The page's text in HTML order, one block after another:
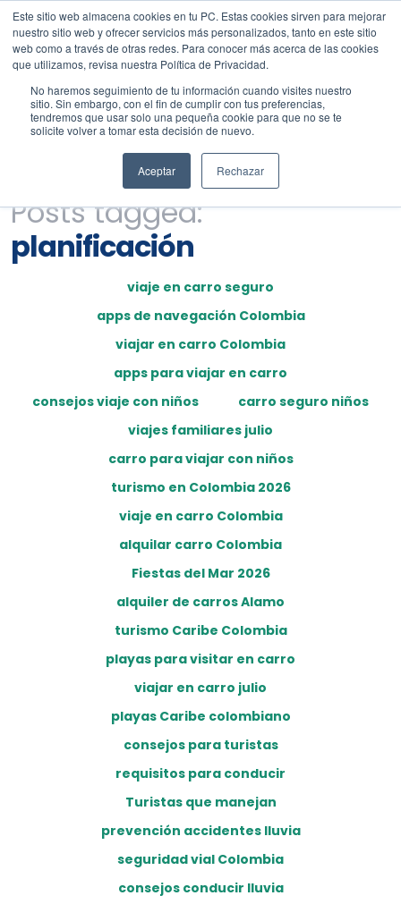
Este sitio web almacena cookies en tu PC. Estas cookies sirven para mejorar
nuestro sitio web y ofrecer servicios más personalizados, tanto en este sitio
web como a través de otras redes. Para conocer más acerca de las cookies
que utilizamos, revisa nuestra Política de Privacidad.
No haremos seguimiento de tu información cuando visites nuestro
sitio. Sin embargo, con el fin de cumplir con tus preferencias,
tendremos que usar solo una pequeña cookie para que no se te
solicite volver a tomar esta decisión de nuevo.
Aceptar Rechazar
Posts tagged:
planificación
viaje en carro seguro
apps de navegación Colombia
viajar en carro Colombia
apps para viajar en carro
consejos viaje con niños
carro seguro niños
viajes familiares julio
carro para viajar con niños
turismo en Colombia 2026
viaje en carro Colombia
alquilar carro Colombia
Fiestas del Mar 2026
alquiler de carros Alamo
turismo Caribe Colombia
playas para visitar en carro
viajar en carro julio
playas Caribe colombiano
consejos para turistas
requisitos para conducir
Turistas que manejan
prevención accidentes lluvia
seguridad vial Colombia
consejos conducir lluvia